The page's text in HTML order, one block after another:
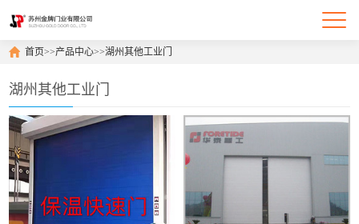
首页>>产品中心>>湖州其他工业门
湖州其他工业门